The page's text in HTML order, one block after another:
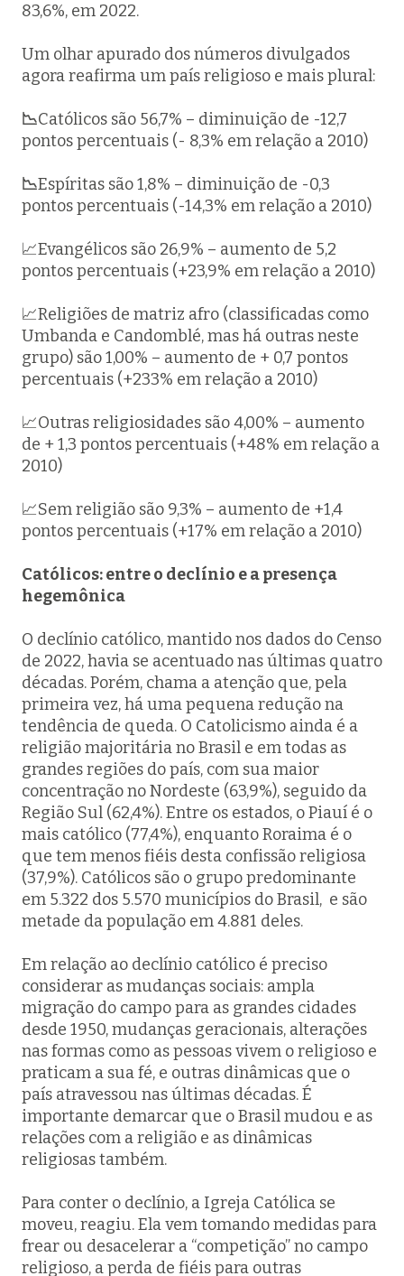
83,6%, em 2022.
Um olhar apurado dos números divulgados
agora reafirma um país religioso e mais plural:
📉Católicos são 56,7% – diminuição de -12,7
pontos percentuais (- 8,3% em relação a 2010)
📉Espíritas são 1,8% – diminuição de -0,3
pontos percentuais (-14,3% em relação a 2010)
📈Evangélicos são 26,9% – aumento de 5,2
pontos percentuais (+23,9% em relação a 2010)
📈Religiões de matriz afro (classificadas como
Umbanda e Candomblé, mas há outras neste
grupo) são 1,00% – aumento de + 0,7 pontos
percentuais (+233% em relação a 2010)
📈Outras religiosidades são 4,00% – aumento
de + 1,3 pontos percentuais (+48% em relação a
2010)
📈Sem religião são 9,3% – aumento de +1,4
pontos percentuais (+17% em relação a 2010)
Católicos: entre o declínio e a presença
hegemônica
O declínio católico, mantido nos dados do Censo
de 2022, havia se acentuado nas últimas quatro
décadas. Porém, chama a atenção que, pela
primeira vez, há uma pequena redução na
tendência de queda. O Catolicismo ainda é a
religião majoritária no Brasil e em todas as
grandes regiões do país, com sua maior
concentração no Nordeste (63,9%), seguido da
Região Sul (62,4%). Entre os estados, o Piauí é o
mais católico (77,4%), enquanto Roraima é o
que tem menos fiéis desta confissão religiosa
(37,9%). Católicos são o grupo predominante
em 5.322 dos 5.570 municípios do Brasil, e são
metade da população em 4.881 deles.
Em relação ao declínio católico é preciso
considerar as mudanças sociais: ampla
migração do campo para as grandes cidades
desde 1950, mudanças geracionais, alterações
nas formas como as pessoas vivem o religioso e
praticam a sua fé, e outras dinâmicas que o
país atravessou nas últimas décadas. É
importante demarcar que o Brasil mudou e as
relações com a religião e as dinâmicas
religiosas também.
Para conter o declínio, a Igreja Católica se
moveu, reagiu. Ela vem tomando medidas para
frear ou desacelerar a “competição” no campo
religioso, a perda de fiéis para outras